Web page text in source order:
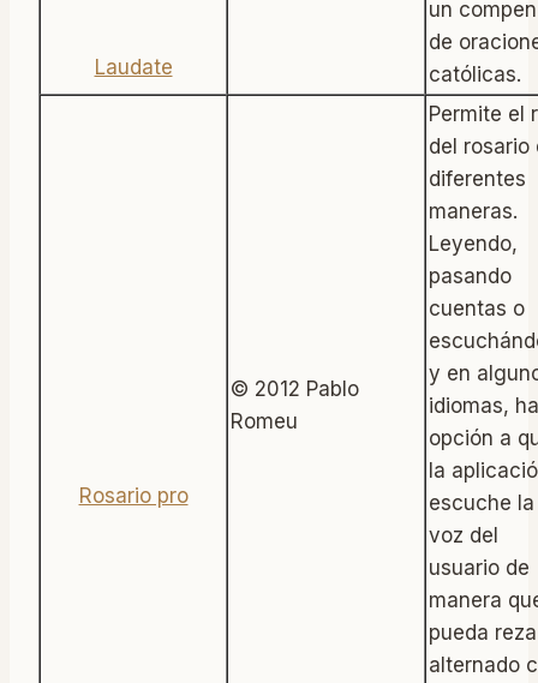
un
de
católicas.
© 2012 Pablo
Romeu
Permite el
del rosario
diferentes
maneras.
Leyendo,
pasando
cuentas o
y en
idiomas,
opción a
la
escuche la
voz del
usuario de
manera
pueda
alternado